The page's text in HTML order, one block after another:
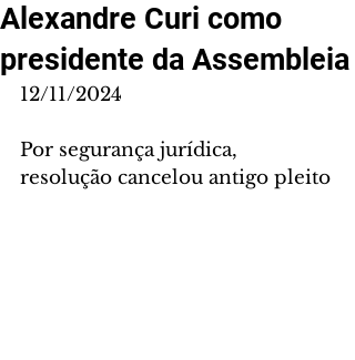
Alexandre Curi como
presidente da Assembleia
12/11/2024
Por segurança jurídica,
resolução cancelou antigo pleito